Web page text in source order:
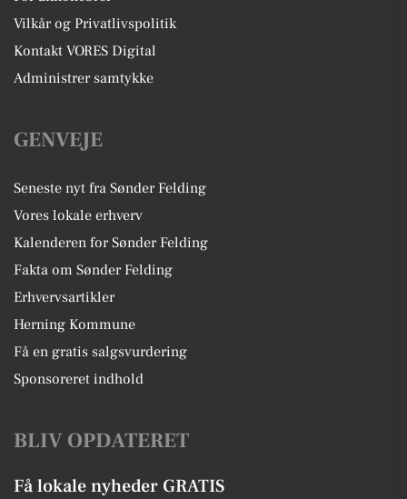
Vilkår og Privatlivspolitik
Kontakt VORES Digital
Administrer samtykke
GENVEJE
Seneste nyt fra Sønder Felding
Vores lokale erhverv
Kalenderen for Sønder Felding
Fakta om Sønder Felding
Erhvervsartikler
Herning Kommune
Få en gratis salgsvurdering
Sponsoreret indhold
BLIV OPDATERET
Få lokale nyheder GRATIS